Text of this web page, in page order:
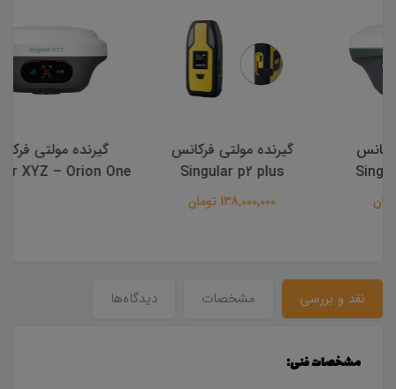
گیرنده مولتی فرکانس
Singular p2 plus
گیرنده مولتی فرکانس
Singular XYZ – Orion One
نقد و بررسی مشخصات دیدگاه‌ها
مشخصات فنی: